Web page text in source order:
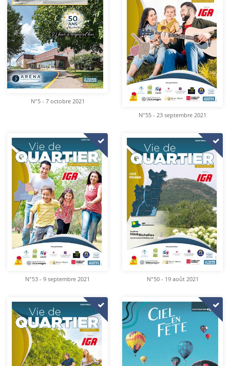
N°5 - 7 octobre 2021
N°55 - 23 septembre 2021
N°53 - 9 septembre 2021 N°50 - 19 août 2021